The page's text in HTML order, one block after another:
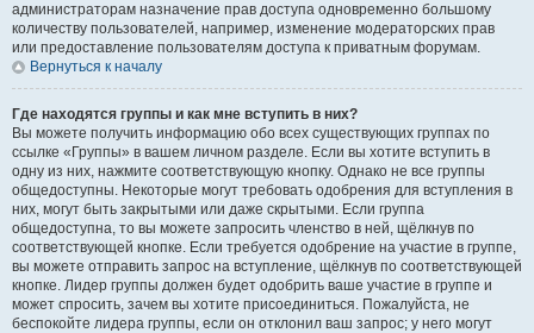
администраторам назначение прав доступа одновременно большому
количеству пользователей, например, изменение модераторских прав
или предоставление пользователям доступа к приватным форумам.
Вернуться к началу
Где находятся группы и как мне вступить в них?
Вы можете получить информацию обо всех существующих группах по
ссылке «Группы» в вашем личном разделе. Если вы хотите вступить в
одну из них, нажмите соответствующую кнопку. Однако не все группы
общедоступны. Некоторые могут требовать одобрения для вступления в
них, могут быть закрытыми или даже скрытыми. Если группа
общедоступна, то вы можете запросить членство в ней, щёлкнув по
соответствующей кнопке. Если требуется одобрение на участие в группе,
вы можете отправить запрос на вступление, щёлкнув по соответствующей
кнопке. Лидер группы должен будет одобрить ваше участие в группе и
может спросить, зачем вы хотите присоединиться. Пожалуйста, не
беспокойте лидера группы, если он отклонил ваш запрос; у него могут